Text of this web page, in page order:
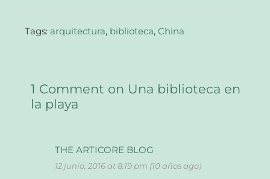
Tags: arquitectura, biblioteca,China
1 Comment on Una biblioteca en
la playa
THE ARTICORE BLOG
12 junio, 2016 at 8:19 pm (10 años ago)